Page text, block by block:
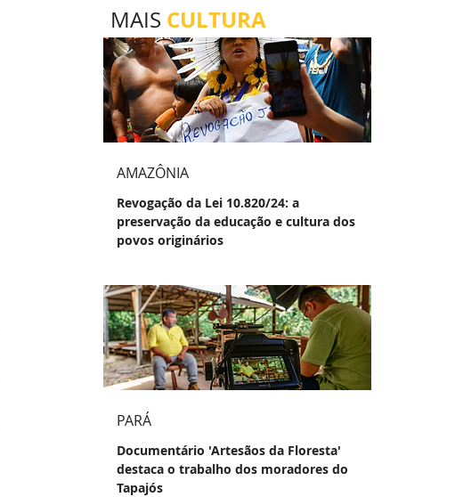
MAIS CULTURA
AMAZÔNIA
Revogação da Lei 10.820/24: a
preservação da educação e cultura dos
povos originários
PARÁ
Documentário 'Artesãos da Floresta'
destaca o trabalho dos moradores do
Tapajós